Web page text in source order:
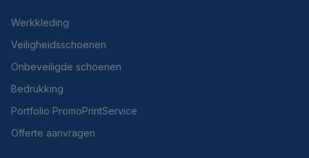
Werkkleding
Veiligheidsschoenen
Onbeveiligde schoenen
Bedrukking
Portfolio PromoPrintService
Offerte aanvragen